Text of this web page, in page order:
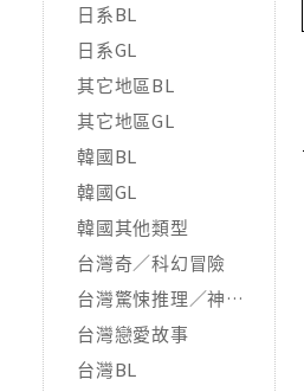
日系BL
日系GL
其它地區BL
其它地區GL
韓國BL
韓國GL
韓國其他類型
台灣奇／科幻冒險
台灣驚悚推理／神怪靈異
台灣戀愛故事
台灣BL